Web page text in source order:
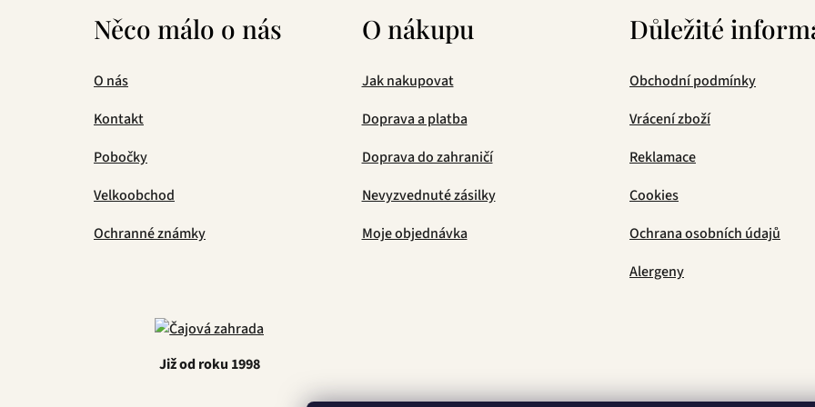
Něco málo o nás
O nás
Kontakt
Pobočky
Velkoobchod
Ochranné známky
O nákupu
Jak nakupovat
Doprava a platba
Doprava do zahraničí
Nevyzvednuté zásilky
Moje objednávka
Důležité
Obchodní podmínky
Vrácení zboží
Reklamace
Cookies
Ochrana osobních údajů
Alergeny
Již od roku 1998